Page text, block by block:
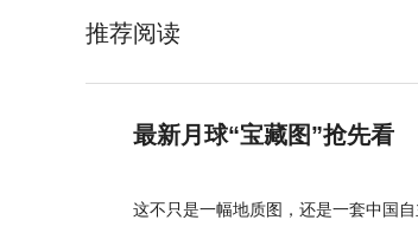
推荐阅读
最新月球“宝藏图”抢先看
这不只是一幅地质图，还是一套中国自